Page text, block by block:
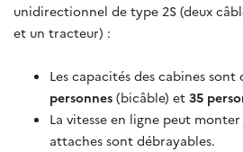
unidirectionnel de type 2S (deux
et un tracteur) :
Les capacités des cabines sont
personnes (bicâble) et 35
La vitesse en ligne peut monter
attaches sont débrayables.